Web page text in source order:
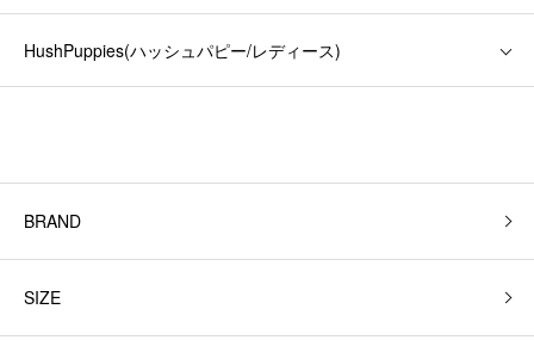
HushPuppies(ハッシュパピー/レディース)
BRAND
SIZE